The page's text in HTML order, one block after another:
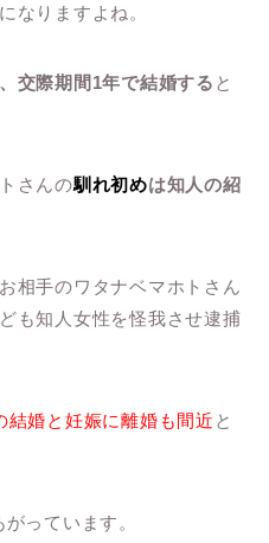
なりますよね。
交際期間1年で結婚する と
さんの馴れ初めは知人の紹
相手のワタナベマホトさん
も知人女性を怪我させ逮捕
結婚と妊娠に離婚も間近 と
っています。